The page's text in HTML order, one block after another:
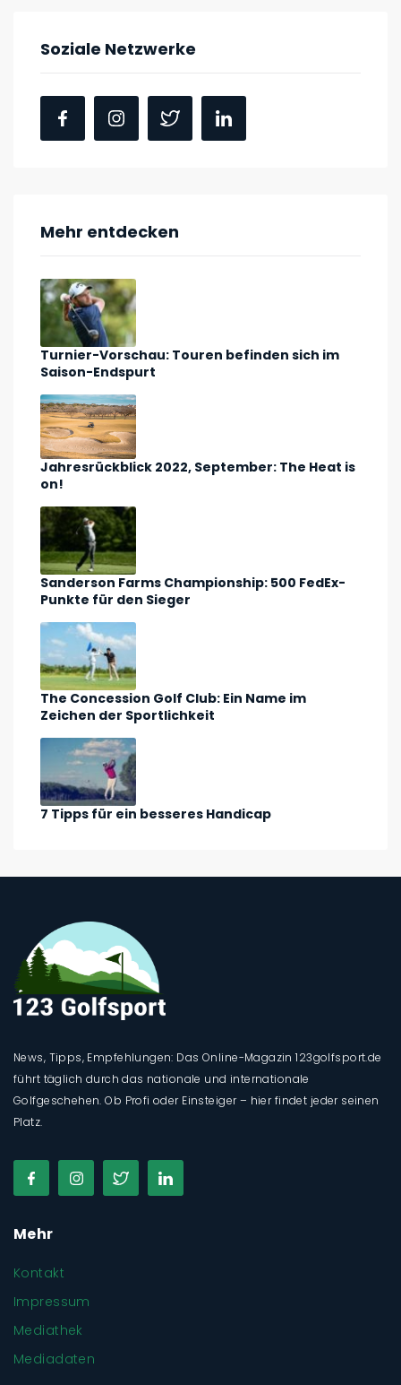
Soziale Netzwerke
Mehr entdecken
Turnier-Vorschau: Touren befinden sich im
Saison-Endspurt
Jahresrückblick 2022, September: The Heat is
on!
Sanderson Farms Championship: 500 FedEx-
Punkte für den Sieger
The Concession Golf Club: Ein Name im
Zeichen der Sportlichkeit
7 Tipps für ein besseres Handicap
News, Tipps, Empfehlungen: Das Online-Magazin 123golfsport.de
führt täglich durch das nationale und internationale
Golfgeschehen. Ob Profi oder Einsteiger – hier findet jeder seinen
Platz.
Mehr
Kontakt
Impressum
Mediathek
Mediadaten